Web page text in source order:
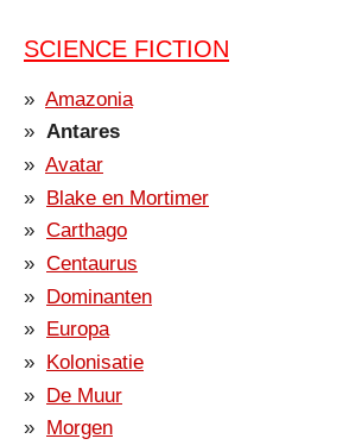
SCIENCE FICTION
Amazonia
Antares
Avatar
Blake en Mortimer
Carthago
Centaurus
Dominanten
Europa
Kolonisatie
De Muur
Morgen